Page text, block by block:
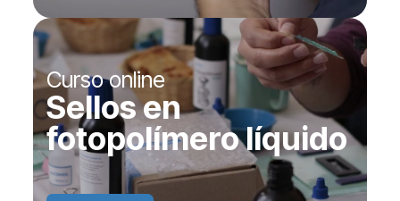
Curso online
Sellos en
fotopolímero líquido